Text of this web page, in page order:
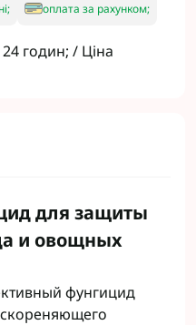
оплата за рахунком;
годин; / Ціна
для защиты
и овощных
фунгицид